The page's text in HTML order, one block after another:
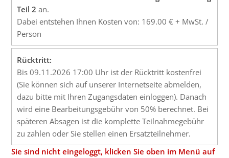
Teil 2 an.
Dabei entstehen Ihnen Kosten von: 169.00 € + MwSt. /
Person
Rücktritt:
Bis 09.11.2026 17:00 Uhr ist der Rücktritt kostenfrei
(Sie können sich auf unserer Internetseite abmelden,
dazu bitte mit Ihren Zugangsdaten einloggen). Danach
wird eine Bearbeitungsgebühr von 50% berechnet. Bei
späteren Absagen ist die komplette Teilnahmegebühr
zu zahlen oder Sie stellen einen Ersatzteilnehmer.
Sie sind nicht eingeloggt, klicken Sie oben im Menü auf